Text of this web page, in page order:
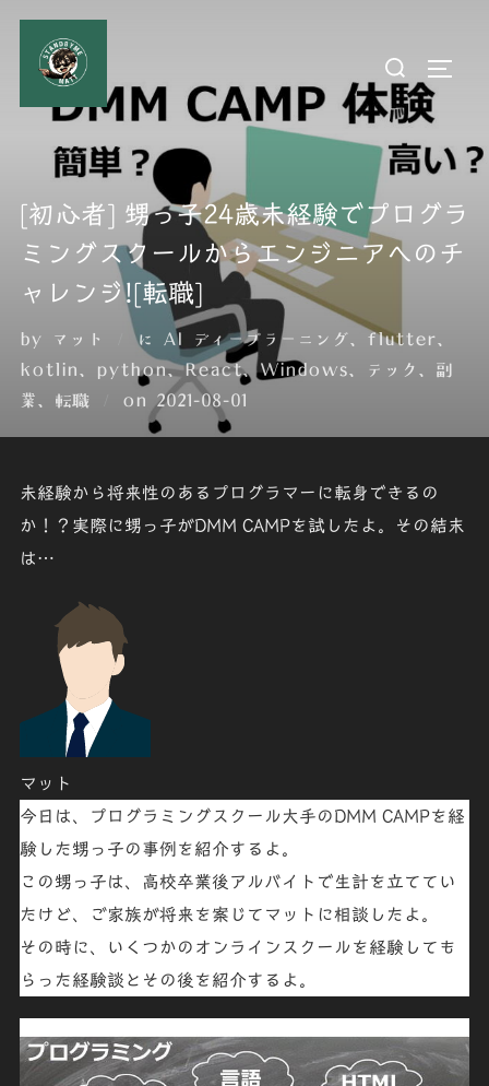
検
索
対
象:
[初心者] 甥っ子24歳未経験でプログラ
ミングスクールからエンジニアへのチ
ャレンジ![転職]
by マット に AI ディープラーニング flutter
kotlin
python、React、Windows テック
副
業
転職 on 投
稿
2021-08-01
未経験から将来性のあるプログラマーに転身できるの
か！？実際に甥っ子がDMM CAMPを試したよ。その結末
は…
マット
今日は、プログラミングスクール大手のDMM CAMPを経
験した甥っ子の事例を紹介するよ。
この甥っ子は、高校卒業後アルバイトで生計を立ててい
たけど、ご家族が将来を案じてマットに相談したよ。
その時に、いくつかのオンラインスクールを経験しても
らった経験談とその後を紹介するよ。